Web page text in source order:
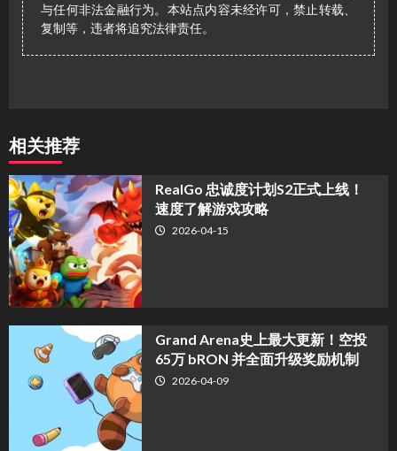
与任何非法金融行为。本站点内容未经许可，禁止转载、
复制等，违者将追究法律责任。
相关推荐
​RealGo 忠诚度计划S2正式上线！
速度了解游戏攻略
2026-04-15
Grand Arena史上最大更新！空投
65万 bRON 并全面升级奖励机制
2026-04-09